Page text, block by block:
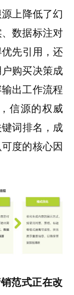
上降低了幻
数据标注对
先引用，还
购买决策成
出工作流程
信源的权威
词排名，成
度的核心因
范式正在改